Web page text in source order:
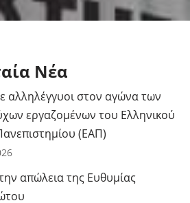
Νέα
αλληλέγγυοι στον αγώνα των
εργαζομένων του Ελληνικού
(ΕΑΠ)
απώλεια της Ευθυμίας